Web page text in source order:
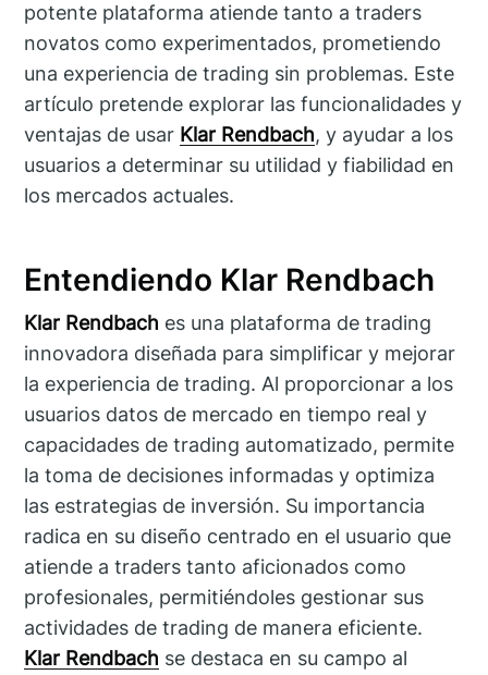
potente plataforma atiende tanto a traders
novatos como experimentados, prometiendo
una experiencia de trading sin problemas. Este
artículo pretende explorar las funcionalidades y
ventajas de usar Klar Rendbach, y ayudar a los
usuarios a determinar su utilidad y fiabilidad en
los mercados actuales.
Entendiendo Klar Rendbach
Klar Rendbach es una plataforma de trading
innovadora diseñada para simplificar y mejorar
la experiencia de trading. Al proporcionar a los
usuarios datos de mercado en tiempo real y
capacidades de trading automatizado, permite
la toma de decisiones informadas y optimiza
las estrategias de inversión. Su importancia
radica en su diseño centrado en el usuario que
atiende a traders tanto aficionados como
profesionales, permitiéndoles gestionar sus
actividades de trading de manera eficiente.
Klar Rendbach se destaca en su campo al